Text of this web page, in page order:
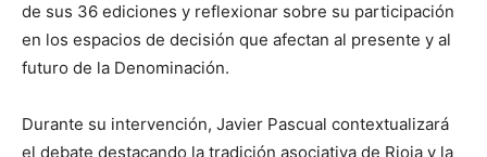
de sus 36 ediciones y reflexionar sobre su participación
en los espacios de decisión que afectan al presente y al
futuro de la Denominación.
Durante su intervención, Javier Pascual contextualizará
el debate destacando la tradición asociativa de Rioja y la